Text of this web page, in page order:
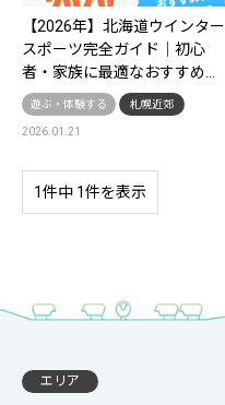
【2026年】北海道ウインター
スポーツ完全ガイド｜初心
者・家族に最適なおすすめ…
遊ぶ・体験する 札幌近郊
2026.01.21
1件中 1件を表示
エリア